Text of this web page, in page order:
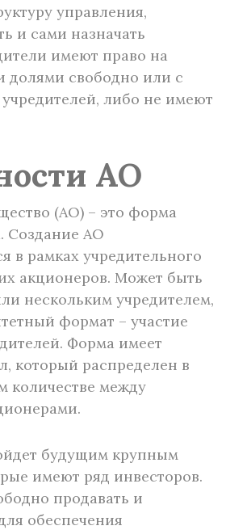
управления,
и сами назначать
имеют право на
долями свободно или с
учредителей, либо не имеют
АО
(АО) – это форма
Создание АО
в рамках учредительного
акционеров. Может быть
нескольким учредителем,
формат – участие
Форма имеет
который распределен в
количестве между
будущим крупным
имеют ряд инвесторов.
продавать и
обеспечения